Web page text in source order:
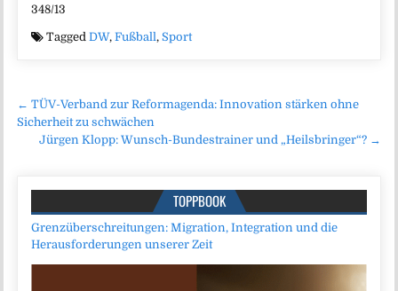
348/13
TaggedDW,Fußball ,Sport
Beitragsnavigation
← TÜV-Verband zur Reformagenda: Innovation stärken ohne
Sicherheit zu schwächen
Jürgen Klopp: Wunsch-Bundestrainer und „Heilsbringer“? →
TOPPBOOK
Grenzüberschreitungen: Migration, Integration und die
Herausforderungen unserer Zeit